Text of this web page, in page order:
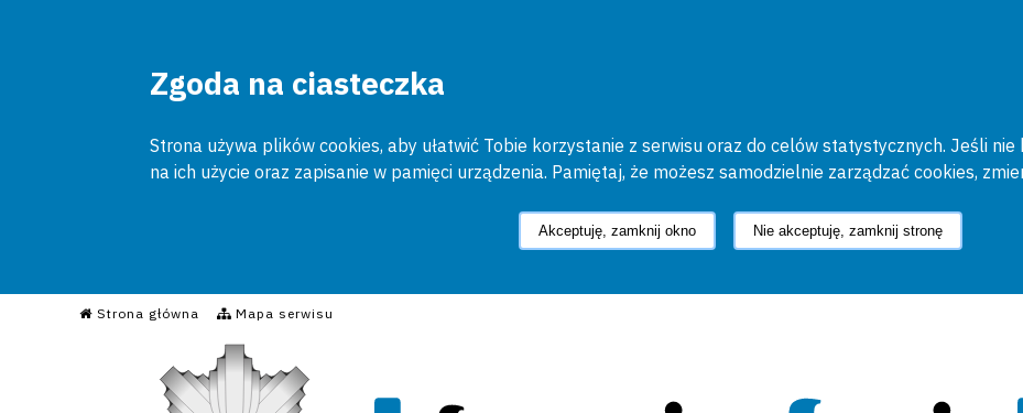
Zgoda na ciasteczka
Strona używa plików cookies, aby ułatwić Tobie korzystanie z serwisu oraz do celów statystycznych. Jeśli
na ich użycie oraz zapisanie w pamięci urządzenia. Pamiętaj, że możesz samodzielnie zarządzać cookies,
Akceptuję, zamknij okno Nie akceptuję, zamknij stronę
Strona główna Mapa serwisu
Informacyjny Serwis Policyjny